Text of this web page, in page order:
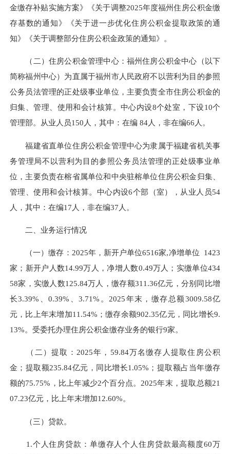
金缴存补贴实施方案》《关于调整2025年度福州住房公积金缴
存基数的通知》《关于进一步优化住房公积金提取政策的通
知》《关于调整部分住房公积金政策的通知》。
（二）住房公积金管理中心： 福州住房公积金中心（以下
简称福州中心）为直属于福州 市人民政府不以营利为目的参照
公务员法管理的正处级事业单位，主要负责全市住房公积金的
归集、管理、使用和会计核算。中心内设8个处室，下设10个
管理部。从业人员150人，其中：在编 84人，非在编66人。
福建省直单位住房公积金管理中心为隶属于福建省机关事
务管理局不以营利为目的参照公务员法管理的正处级事业单
位，主要负责在榕省属单位和中央驻榕单位住房公积金归集、
管理、使用和会计核算。中心内设6个部（室），从业人员54
人，其中：在编17人，非在编37人。
二、业务运行情况
（一）缴存： 2025年，新开户单位6516家,净增单位 1423
家；新开户人数14.99万人，净增人数0.49万人；实缴单位434
58家，实缴人数125.84万人，缴存额311.36亿元，分别同比增
长3.39%、0.39%、3.71%。2025年末，缴存总额3009.58亿
元，比上年末增加11.54%；缴存余额902.35亿元，同比增长9.
13%。受委托办理住房公积金缴存业务的银行9家。
（二）提取 ： 2025年，59.84万名缴存人提取住房公积
金；提取额235.84亿元，同比增长1.05%；提取额占当年缴存
额的75.75%，比上年减少2个百分点。2025年末，提取总额21
07.23亿元，比上年末增加12.60%。
（三）贷款。
1.个人住房贷款： 单缴存人个人住房贷款最高额度60万